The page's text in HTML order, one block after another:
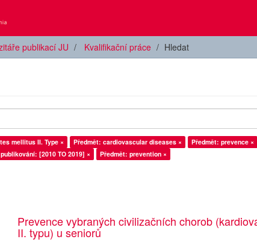
publikací JU Kvalifikační práce Hledat
mellitus II. Type × Předmět: cardiovascular diseases × Předmět: prevence ×
[2010 TO 2019] × Předmět: prevention ×
Prevence vybraných civilizačních chorob
II. typu) u seniorů